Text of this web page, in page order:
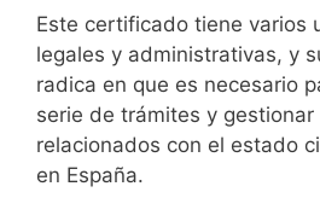
Este certificado tiene varios
legales y administrativas, y
radica en que es necesario
serie de trámites y gestionar
relacionados con el estado
en España.